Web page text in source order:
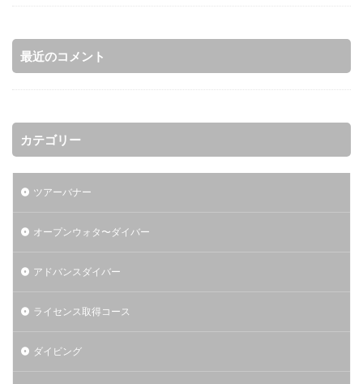
最近のコメント
カテゴリー
ツアーバナー
オープンウォタ〜ダイバー
アドバンスダイバー
ライセンス取得コース
ダイビング